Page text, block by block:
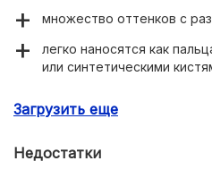
множество оттенков с
легко наносятся как
или синтетическими
Загрузить еще
Недостатки